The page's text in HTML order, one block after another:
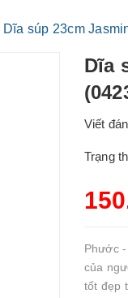
Dĩa súp 23cm
Dĩa
Viết
Trạng
Phước
của
tốt đẹp